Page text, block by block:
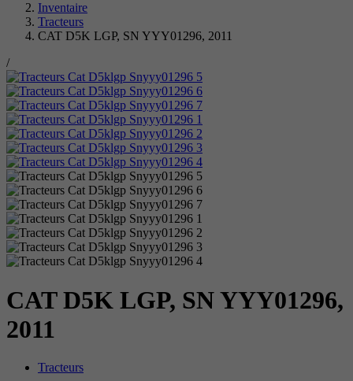
Inventaire
Tracteurs
CAT D5K LGP, SN YYY01296, 2011
/
CAT D5K LGP, SN YYY01296,
2011
Tracteurs